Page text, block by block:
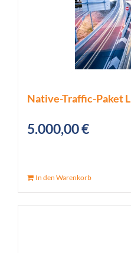
Native-Traffic-Paket L
5.000,00€
In den Warenkorb